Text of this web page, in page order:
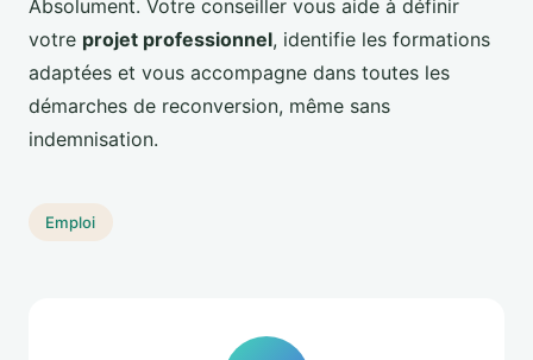
Absolument. Votre conseiller vous aide à définir
votre projet professionnel, identifie les formations
adaptées et vous accompagne dans toutes les
démarches de reconversion, même sans
indemnisation.
Emploi